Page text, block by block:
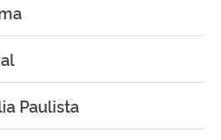
Paulista